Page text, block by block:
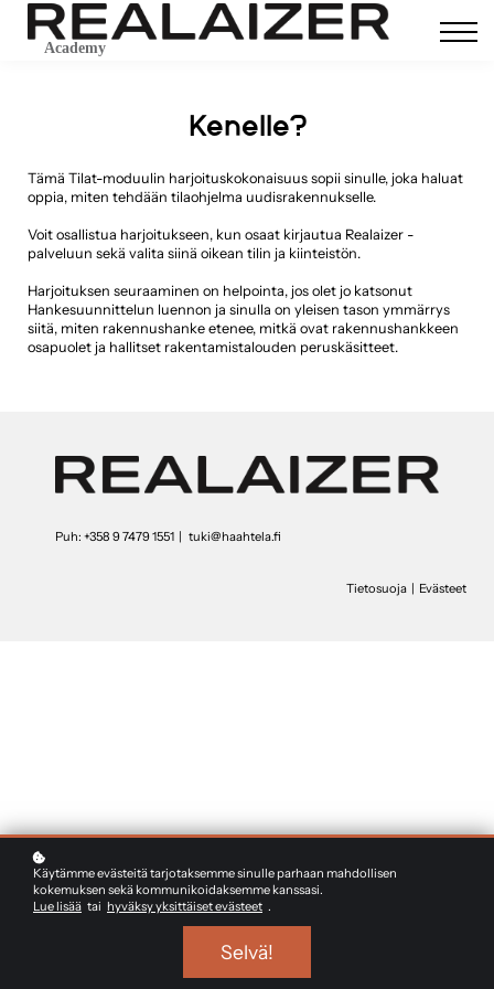
Academy
Contact Us
About us
Sign up
Kenelle?
Tämä Tilat-moduulin harjoituskokonaisuus sopii sinulle, joka haluat
oppia, miten tehdään tilaohjelma uudisrakennukselle.
Voit osallistua harjoitukseen, kun osaat kirjautua Realaizer -
palveluun sekä valita siinä oikean tilin ja kiinteistön.
Harjoituksen seuraaminen on helpointa, jos olet jo katsonut
Hankesuunnittelun luennon ja sinulla on yleisen tason ymmärrys
siitä, miten rakennushanke etenee, mitkä ovat rakennushankkeen
osapuolet ja hallitset rakentamistalouden peruskäsitteet.
Puh: +358 9 7479 1551 | tuki@haahtela.fi
Tietosuoja | Evästeet
Käytämme evästeitä tarjotaksemme sinulle parhaan mahdollisen
kokemuksen sekä kommunikoidaksemme kanssasi.
Lue lisää tai hyväksy yksittäiset evästeet .
Selvä!